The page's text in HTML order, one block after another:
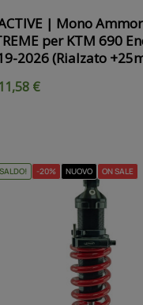
| Mono
per KTM 690
2026 (Rialzato
€
-20% NUOVO ON SALE